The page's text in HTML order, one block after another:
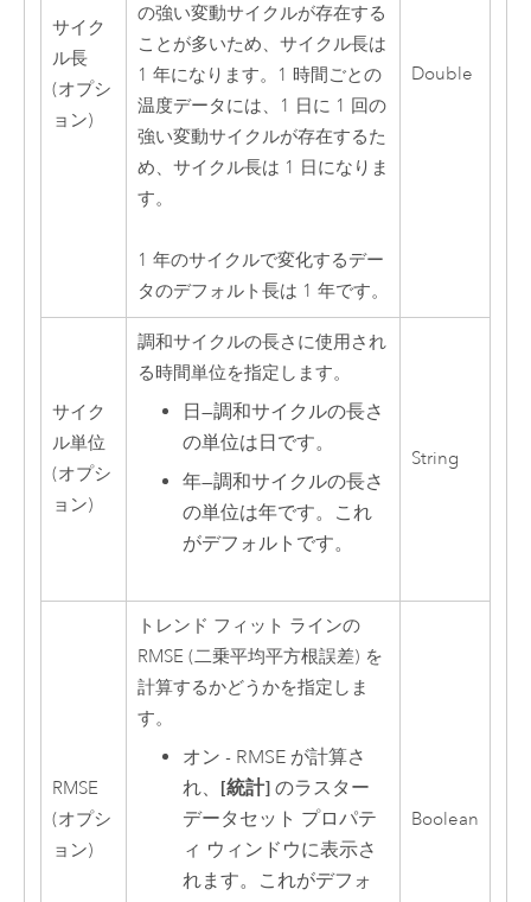
サイク
ル長
(オプシ
ョン)
の強い変動サイクルが存在する
ことが多いため、サイクル長は
1 年になります。1 時間ごとの
温度データには、1 日に 1 回の
強い変動サイクルが存在するた
め、サイクル長は 1 日になりま
す。
1 年のサイクルで変化するデー
タのデフォルト長は 1 年です。
Double
サイク
ル単位
(オプシ
ョン)
調和サイクルの長さに使用され
る時間単位を指定します。
日—調和サイクルの長さ
の単位は日です。
年—調和サイクルの長さ
の単位は年です。これ
がデフォルトです。
String
RMSE
(オプシ
ョン)
トレンド フィット ラインの
RMSE (二乗平均平方根誤差) を
計算するかどうかを指定しま
す。
オン - RMSE が計算さ
れ、 [統計] のラスター
データセット プロパテ
ィ ウィンドウに表示さ
れます。これがデフォ
Boolean